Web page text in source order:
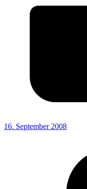
16. September 2008